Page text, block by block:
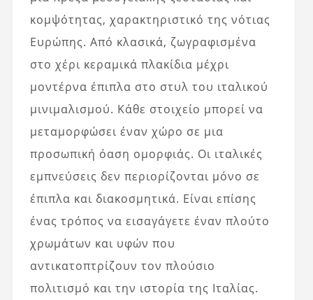
κομψότητας, χαρακτηριστικό της νότιας
Ευρώπης. Από κλασικά, ζωγραφισμένα
στο χέρι κεραμικά πλακίδια μέχρι
μοντέρνα έπιπλα στο στυλ του ιταλικού
μινιμαλισμού. Κάθε στοιχείο μπορεί να
μεταμορφώσει έναν χώρο σε μια
προσωπική όαση ομορφιάς. Οι ιταλικές
εμπνεύσεις δεν περιορίζονται μόνο σε
έπιπλα και διακοσμητικά. Είναι επίσης
ένας τρόπος να εισαγάγετε έναν πλούτο
χρωμάτων και υφών που
αντικατοπτρίζουν τον πλούσιο
πολιτισμό και την ιστορία της Ιταλίας.